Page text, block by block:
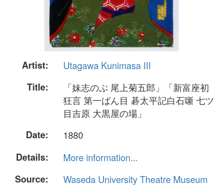
Artist:
Utagawa Kunimasa III
Title:
「妹志のぶ 尾上菊五郎」「新富座初
狂言 第一ばん目 碁太平記白石噺 七ツ
目吉原 大黒屋の場」
Date:
1880
Details:
More information...
Source:
Waseda University Theatre Museum